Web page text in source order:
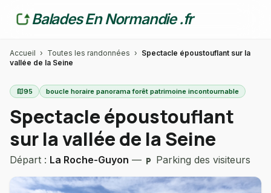
Balades En Normandie .fr
Accueil › Toutes les randonnées › Spectacle époustouflant sur la
vallée de la Seine
map95 boucle horaire panorama forêt patrimoine incontournable
Spectacle époustouflant
sur la vallée de la Seine
Départ : La Roche-Guyon — local_parking Parking des visiteurs